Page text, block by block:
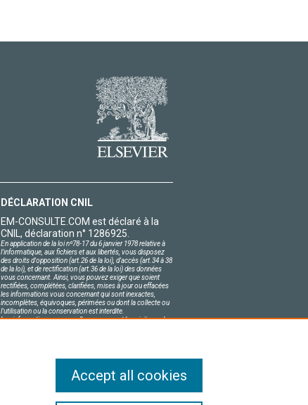
DÉCLARATION CNIL
EM-CONSULTE.COM est déclaré à la
CNIL, déclaration n° 1286925.
En application de la loi nº78-17 du 6 janvier 1978 relative à
l'informatique, aux fichiers et aux libertés, vous disposez
des droits d'opposition (art.26 de la loi), d'accès (art.34 à 38
de la loi), et de rectification (art.36 de la loi) des données
vous concernant. Ainsi, vous pouvez exiger que soient
rectifiées, complétées, clarifiées, mises à jour ou effacées
les informations vous concernant qui sont inexactes,
incomplètes, équivoques, périmées ou dont la collecte ou
l'utilisation ou la conservation est interdite.
Les informations personnelles concernant les visiteurs de
Accept all cookies